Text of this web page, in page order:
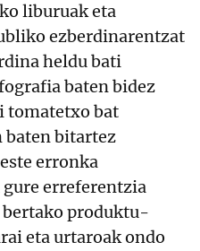
liburuak eta
ezberdinarentzat
heldu bati
baten bidez
tomatetxo bat
baten bitartez
erronka
erreferentzia
produktu-
eta urtaroak ondo